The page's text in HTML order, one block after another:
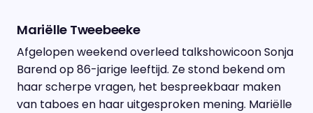
Mariëlle Tweebeeke
Afgelopen weekend overleed talkshowicoon Sonja
Barend op 86-jarige leeftijd. Ze stond bekend om
haar scherpe vragen, het bespreekbaar maken
van taboes en haar uitgesproken mening. Mariëlle